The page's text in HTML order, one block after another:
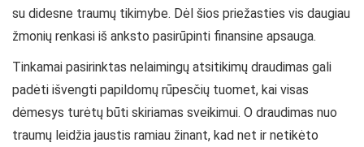
su didesne traumų tikimybe. Dėl šios priežasties vis daugiau
žmonių renkasi iš anksto pasirūpinti finansine apsauga.
Tinkamai pasirinktas nelaimingų atsitikimų draudimas gali
padėti išvengti papildomų rūpesčių tuomet, kai visas
dėmesys turėtų būti skiriamas sveikimui. O draudimas nuo
traumų leidžia jaustis ramiau žinant, kad net ir netikėto